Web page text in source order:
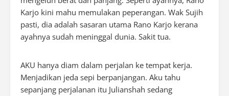
Karjo kini mahu memulakan peperangan. Wak Sujih
pasti, dia adalah sasaran utama Rano Karjo kerana
ayahnya sudah meninggal dunia. Sakit tua.
AKU hanya diam dalam perjalan ke tempat kerja.
Menjadikan jeda sepi berpanjangan. Aku tahu
sepanjang perjalanan itu Julianshah sedang